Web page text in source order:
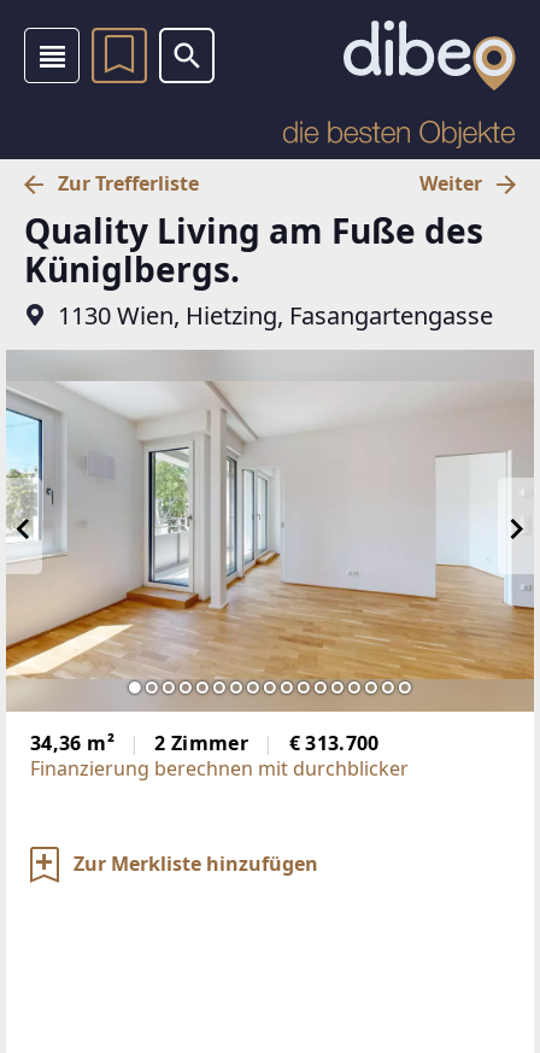
Zur Trefferliste Weiter
Quality Living am Fuße des
Küniglbergs.
1130 Wien, Hietzing, Fasangartengasse
34,36 m² 2 Zimmer
€ 313.700
Finanzierung berechnen mit durchblicker
Zur Merkliste hinzufügen